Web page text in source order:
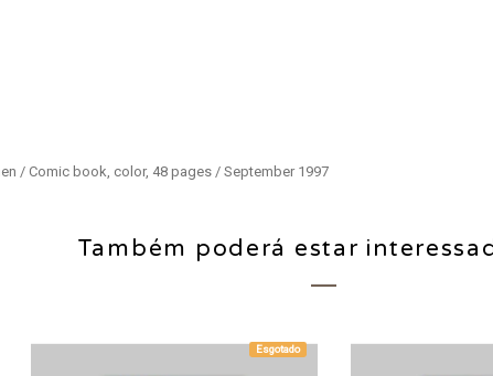
/ Comic book, color, 48 pages / September 1997
Também poderá estar
Esgotado